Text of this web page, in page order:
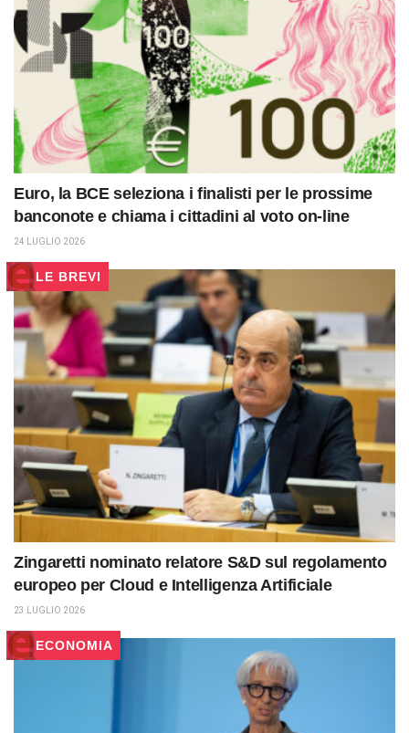
Euro, la BCE seleziona i finalisti per le prossime
banconote e chiama i cittadini al voto on-line
24 LUGLIO 2026
LE BREVI
Zingaretti nominato relatore S&D sul regolamento
europeo per Cloud e Intelligenza Artificiale
23 LUGLIO 2026
ECONOMIA